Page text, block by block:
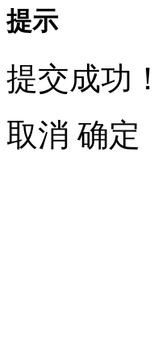
提示
提交成功
取消 确定